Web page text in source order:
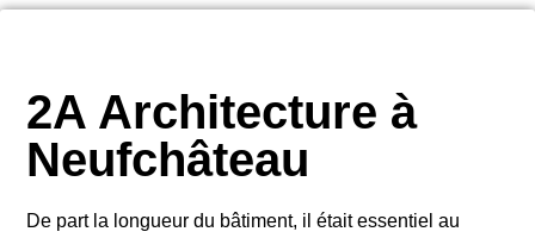
2A Architecture à
Neufchâteau
De part la longueur du bâtiment, il était essentiel au